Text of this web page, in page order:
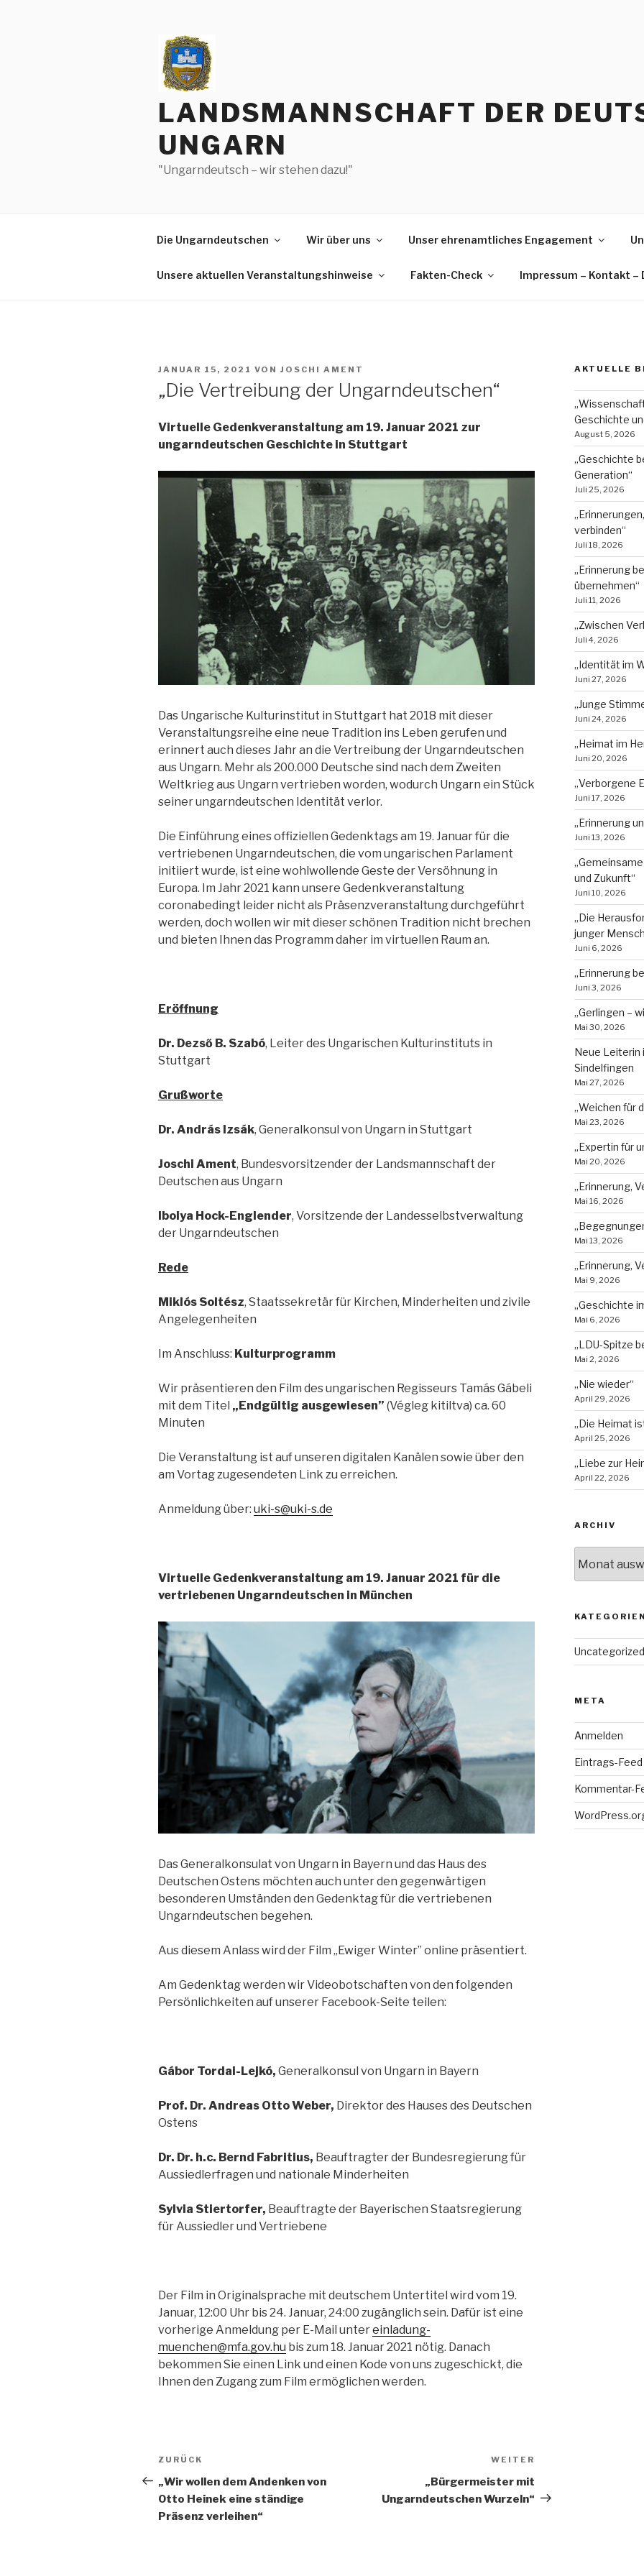
LANDSMANNSCHAFT DER
UNGARN
"Ungarndeutsch – wir stehen dazu!"
Die Ungarndeutschen Wir über uns Unser ehrenamtliches Engagement
Unsere aktuellen Veranstaltungshinweise Fakten-Check Impressum – Kontakt –
VERÖFFENTLICHT
JANUAR 15, 2021 VON JOSCHI AMENT
„Die Vertreibung der Ungarndeutschen“
Virtuelle Gedenkveranstaltung am 19. Januar 2021 zur
ungarndeutschen Geschichte in Stuttgart
Das Ungarische Kulturinstitut in Stuttgart hat 2018 mit dieser
Veranstaltungsreihe eine neue Tradition ins Leben gerufen und
erinnert auch dieses Jahr an die Vertreibung der Ungarndeutschen
aus Ungarn. Mehr als 200.000 Deutsche sind nach dem Zweiten
Weltkrieg aus Ungarn vertrieben worden, wodurch Ungarn ein Stück
seiner ungarndeutschen Identität verlor.
Die Einführung eines offiziellen Gedenktags am 19. Januar für die
vertriebenen Ungarndeutschen, die vom ungarischen Parlament
initiiert wurde, ist eine wohlwollende Geste der Versöhnung in
Europa. Im Jahr 2021 kann unsere Gedenkveranstaltung
coronabedingt leider nicht als Präsenzveranstaltung durchgeführt
werden, doch wollen wir mit dieser schönen Tradition nicht brechen
und bieten Ihnen das Programm daher im virtuellen Raum an.
Eröffnung
Dr. Dezső B. Szabó, Leiter des Ungarischen Kulturinstituts in
Stuttgart
Grußworte
Dr. András Izsák, Generalkonsul von Ungarn in Stuttgart
Joschi Ament, Bundesvorsitzender der Landsmannschaft der
Deutschen aus Ungarn
Ibolya Hock-Englender, Vorsitzende der Landesselbstverwaltung
der Ungarndeutschen
Rede
Miklós Soltész, Staatssekretär für Kirchen, Minderheiten und zivile
Angelegenheiten
Im Anschluss: Kulturprogramm
Wir präsentieren den Film des ungarischen Regisseurs Tamás Gábeli
mit dem Titel „Endgültig ausgewiesen” (Végleg kitiltva) ca. 60
Minuten
Die Veranstaltung ist auf unseren digitalen Kanälen sowie über den
am Vortag zugesendeten Link zu erreichen.
Anmeldung über: uki-s@uki-s.de
Virtuelle Gedenkveranstaltung am 19. Januar 2021 für die
vertriebenen Ungarndeutschen in München
Das Generalkonsulat von Ungarn in Bayern und das Haus des
Deutschen Ostens möchten auch unter den gegenwärtigen
besonderen Umständen den Gedenktag für die vertriebenen
Ungarndeutschen begehen.
Aus diesem Anlass wird der Film „Ewiger Winter” online präsentiert.
Am Gedenktag werden wir Videobotschaften von den folgenden
Persönlichkeiten auf unserer Facebook-Seite teilen:
Gábor Tordai-Lejkó, Generalkonsul von Ungarn in Bayern
Prof. Dr. Andreas Otto Weber, Direktor des Hauses des Deutschen
Ostens
Dr. Dr. h.c. Bernd Fabritius, Beauftragter der Bundesregierung für
Aussiedlerfragen und nationale Minderheiten
Sylvia Stiertorfer, Beauftragte der Bayerischen Staatsregierung
für Aussiedler und Vertriebene
Der Film in Originalsprache mit deutschem Untertitel wird vom 19.
Januar, 12:00 Uhr bis 24. Januar, 24:00 zugänglich sein. Dafür ist eine
vorherige Anmeldung per E-Mail untereinladung-
muenchen@mfa.gov.hu bis zum 18. Januar 2021 nötig. Danach
bekommen Sie einen Link und einen Kode von uns zugeschickt, die
Ihnen den Zugang zum Film ermöglichen werden.
Beitragsnavigation
Vorheriger
Beitrag
ZURÜCK
„Wir wollen dem Andenken von
Otto Heinek eine ständige
Präsenz verleihen“
WEITER
„Bürgermeister mit
Ungarndeutschen Wurzeln“
AKTUELLE
Geschichte
August 5, 2026
„Geschichte
Generation“
Juli 25, 2026
verbinden“
Juli 18, 2026
„Erinnerung
übernehmen“
Juli 11, 2026
„Zwischen
Juli 4, 2026
„Identität im
Juni 27, 2026
„Junge
Juni 24, 2026
„Heimat im
Juni 20, 2026
„Verborgene
Juni 17, 2026
„Erinnerung
Juni 13, 2026
und Zukunft“
Juni 10, 2026
„Die
junger
Juni 6, 2026
„Erinnerung
Juni 3, 2026
„Gerlingen –
Mai 30, 2026
Neue Leiterin
Sindelfingen
Mai 27, 2026
„Weichen für
Mai 23, 2026
„Expertin für
Mai 20, 2026
„Erinnerung,
Mai 16, 2026
Mai 13, 2026
„Erinnerung,
Mai 9, 2026
„Geschichte
Mai 6, 2026
„LDU-Spitze
Mai 2, 2026
„Nie wieder“
April 29, 2026
„Die Heimat
April 25, 2026
„Liebe zur
April 22, 2026
ARCHIV
KATEGORIEN
Uncategorized
META
Anmelden
Eintrags-Feed
Kommentar-